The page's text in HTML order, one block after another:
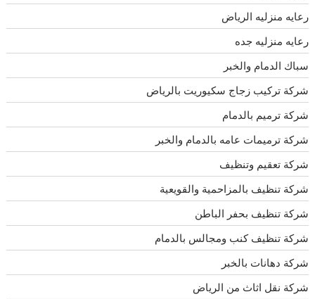
رعايه منزليه الرياض
رعايه منزليه جده
سباك الدمام والخبر
شركة تركيب زجاج سكيوريت بالرياض
شركة ترميم بالدمام
شركة ترميمات عامه بالدمام والخبر
شركة تعقيم وتنظيف
شركة تنظيف بالمزاحمية والقويعية
شركة تنظيف بحفر الباطن
شركة تنظيف كنب ومجالس بالدمام
شركة دهانات بالخبر
شركة نقل اثاث من الرياض